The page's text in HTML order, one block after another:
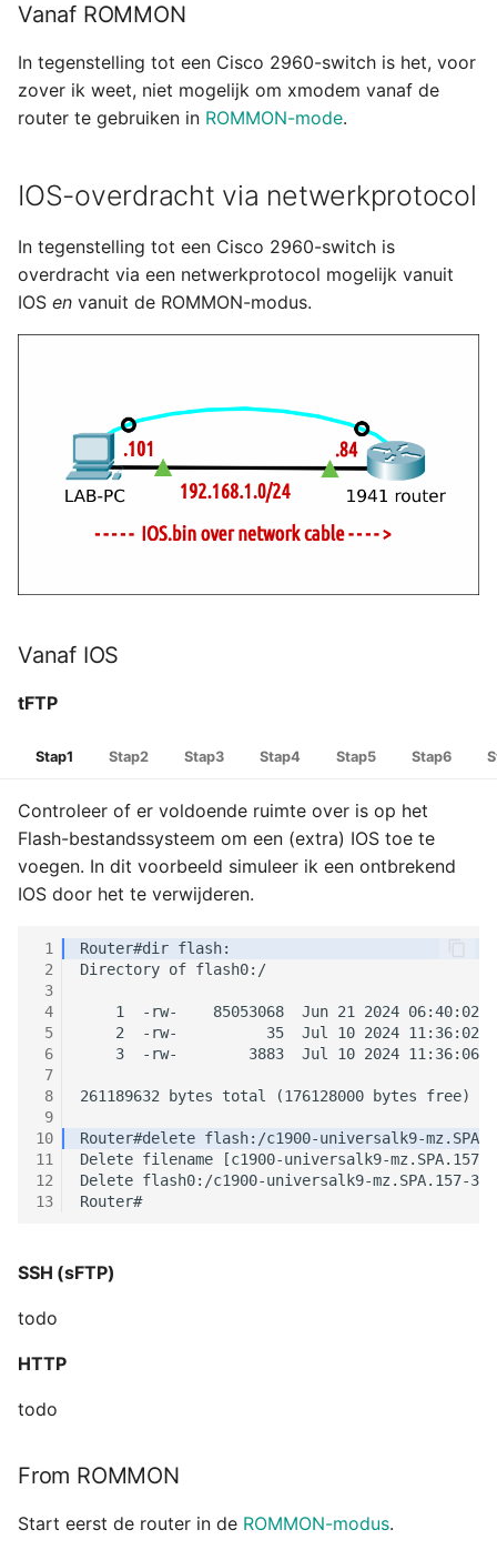
Vanaf ROMMON
In tegenstelling tot een Cisco 2960-switch is het, voor
zover ik weet, niet mogelijk om xmodem vanaf de
router te gebruiken in ROMMON-mode.
IOS-overdracht via netwerkprotocol
In tegenstelling tot een Cisco 2960-switch is
overdracht via een netwerkprotocol mogelijk vanuit
IOS en vanuit de ROMMON-modus.
Vanaf IOS
tFTP
Stap1 Stap2 Stap3 Stap4 Stap5 Stap6
Controleer of er voldoende ruimte over is op het
Flash-bestandssysteem om een ​​(extra) IOS toe te
voegen. In dit voorbeeld simuleer ik een ontbrekend
IOS door het te verwijderen.
1
2
3
4
5
6
7
8
9
10
11
12
13
SSH (sFTP)
todo
HTTP
todo
From ROMMON
Start eerst de router in de ROMMON-modus.